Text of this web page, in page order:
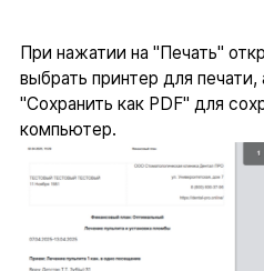
При нажатии на "Печать"
выбрать принтер для
"Сохранить как PDF" для
компьютер.